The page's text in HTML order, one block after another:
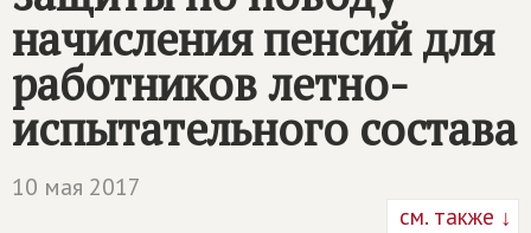
начисления пенсий для
работников летно-
испытательного состава
10 мая 2017
см. также ↓